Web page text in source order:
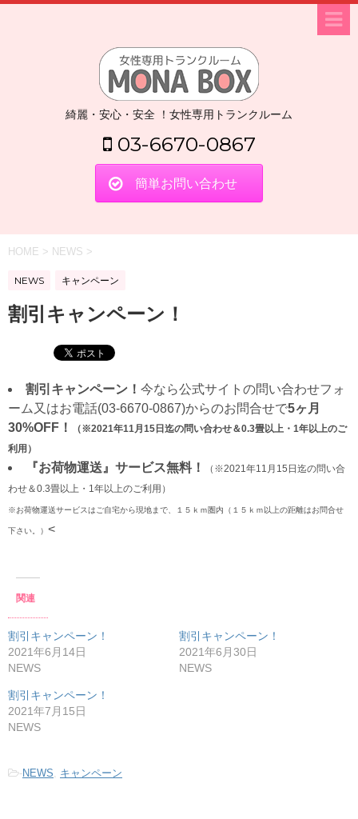
綺麗・安心・安全 ！女性専用トランクルーム
03-6670-0867
簡単お問い合わせ
HOME > NEWS >
NEWS キャンペーン
割引キャンペーン！
割引キャンペーン！ 今なら公式サイトの問い合わせフォ
ーム又はお電話(03-6670-0867)からのお問合せで5ヶ月
30%OFF！
（※2021年11月15日迄の問い合わせ＆0.3畳以上・1年以上のご
利用）
『お荷物運送』サービス無料！
（※2021年11月15日迄の問い合
わせ＆0.3畳以上・1年以上のご利用）
※お荷物運送サービスはご自宅から現地まで、１５ｋｍ圏内（１５ｋｍ以上の距離はお問合せ
下さい。） <
関連
割引キャンペーン！
2021年6月14日
NEWS
割引キャンペーン！
2021年6月30日
NEWS
割引キャンペーン！
2021年7月15日
NEWS
-NEWS, キャンペーン